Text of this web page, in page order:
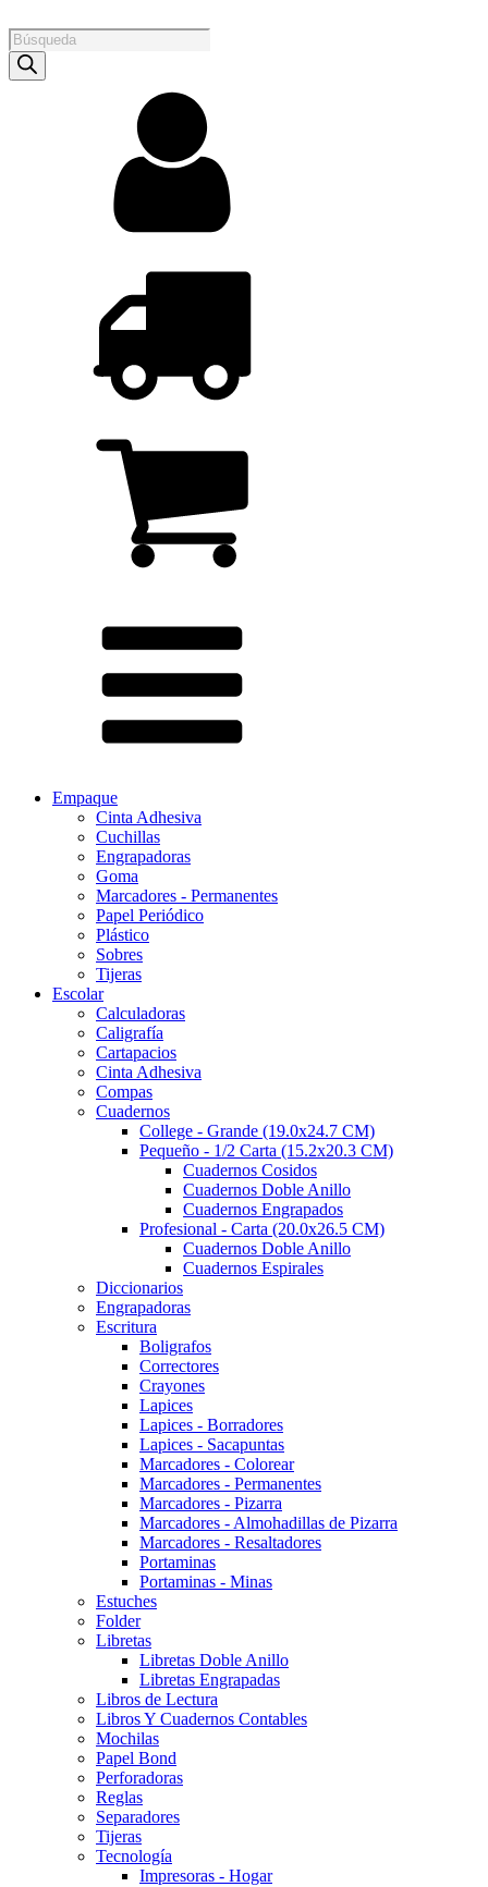
Products
search
Empaque
Cinta Adhesiva
Cuchillas
Engrapadoras
Goma
Marcadores - Permanentes
Papel Periódico
Plástico
Sobres
Tijeras
Escolar
Calculadoras
Caligrafía
Cartapacios
Cinta Adhesiva
Compas
Cuadernos
College - Grande (19.0x24.7 CM)
Pequeño - 1/2 Carta (15.2x20.3 CM)
Cuadernos Cosidos
Cuadernos Doble Anillo
Cuadernos Engrapados
Profesional - Carta (20.0x26.5 CM)
Cuadernos Doble Anillo
Cuadernos Espirales
Diccionarios
Engrapadoras
Escritura
Boligrafos
Correctores
Crayones
Lapices
Lapices - Borradores
Lapices - Sacapuntas
Marcadores - Colorear
Marcadores - Permanentes
Marcadores - Pizarra
Marcadores - Almohadillas de Pizarra
Marcadores - Resaltadores
Portaminas
Portaminas - Minas
Estuches
Folder
Libretas
Libretas Doble Anillo
Libretas Engrapadas
Libros de Lectura
Libros Y Cuadernos Contables
Mochilas
Papel Bond
Perforadoras
Reglas
Separadores
Tijeras
Tecnología
Impresoras - Hogar